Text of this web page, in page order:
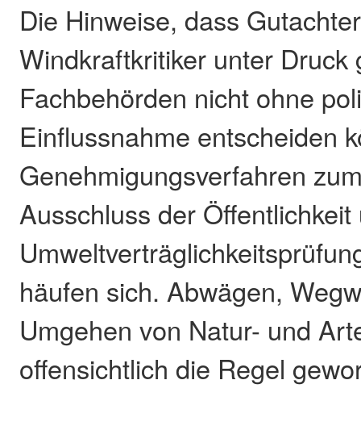
Die Hinweise, dass
Windkraftkritiker unter Druck
Fachbehörden nicht ohne
Einflussnahme entscheiden
Genehmigungsverfahren
Ausschluss der
häufen sich. Abwägen,
Umgehen von Natur- und
offensichtlich die Regel